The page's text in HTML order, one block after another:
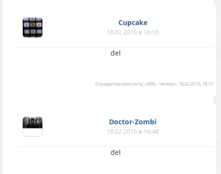
Cupcake
18.02.2016 в 16:10
del
Отредактировалverty_n00b -Четверг, 18.02.2016, 18:17
Doctor-Zombi
18.02.2016 в 16:48
del